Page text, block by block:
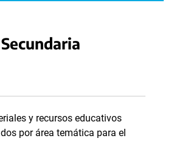
y recursos educativos
por área temática para el